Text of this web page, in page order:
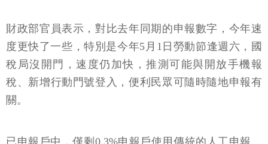
財政部官員表示，對比去年同期的申報數字，今年速
度更快了一些，特別是今年5月1日勞動節逢週六，國
稅局沒開門，速度仍加快，推測可能與開放手機報
稅、新增行動門號登入，便利民眾可隨時隨地申報有
關。
已申報戶中，僅剩0.3%申報戶使用傳統的人工申報、